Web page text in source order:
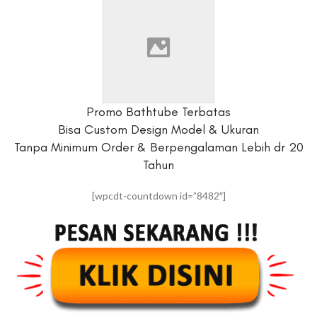
Promo Bathtube Terbatas
Bisa Custom Design Model & Ukuran
Tanpa Minimum Order & Berpengalaman Lebih dr 20
Tahun
[wpcdt-countdown id=”8482″]